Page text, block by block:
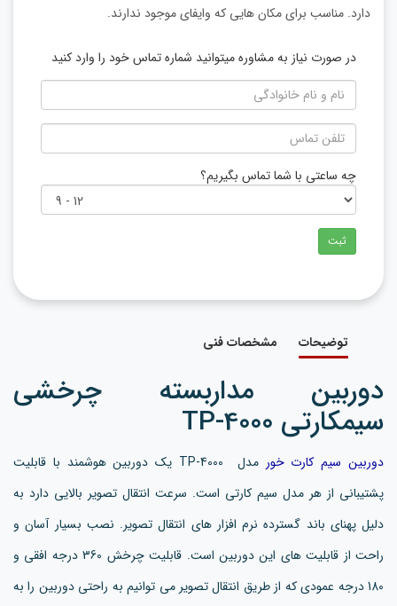
دارد. مناسب برای مکان هایی که وایفای موجود ندارند.
در صورت نیاز به مشاوره میتوانید شماره تماس خود را وارد کنید
چه ساعتی با شما تماس بگیریم؟
ثبت
توضیحات مشخصات فنی
دوربین مداربسته چرخشی
سیمکارتی TP-4000
دوربین سیم کارت خور
مدل TP-4000 یک دوربین هوشمند با قابلیت
پشتیبانی از هر مدل سیم کارتی است. سرعت انتقال تصویر بالایی دارد به
دلیل پهنای باند گسترده نرم افزار های انتقال تصویر. نصب بسیار آسان و
راحت از قابلیت های این دوربین است. قابلیت چرخش 360 درجه افقی و
180 درجه عمودی که از طریق انتقال تصویر می توانیم به راحتی دوربین را به